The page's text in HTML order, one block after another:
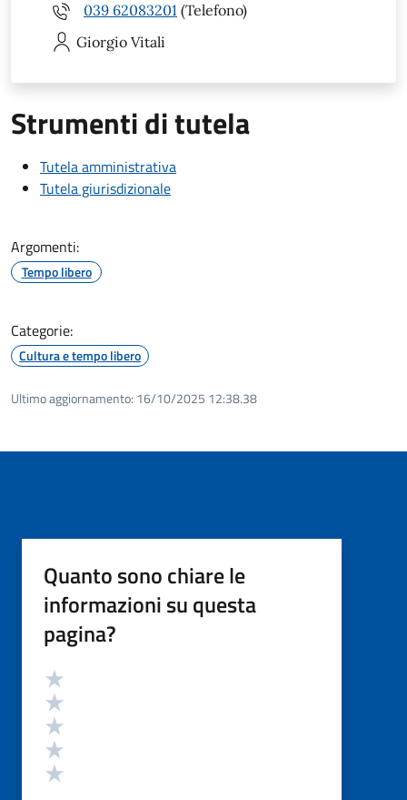
039 62083201 (Telefono)
Giorgio Vitali
Strumenti di tutela
Tutela amministrativa
Tutela giurisdizionale
Argomenti:
Tempo libero
Categorie:
Cultura e tempo libero
Ultimo aggiornamento: 16/10/2025 12:38.38
Quanto sono chiare le
informazioni su questa
pagina?
Valutazione